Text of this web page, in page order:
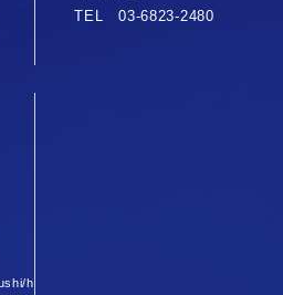
TEL 03-6823-2480
h